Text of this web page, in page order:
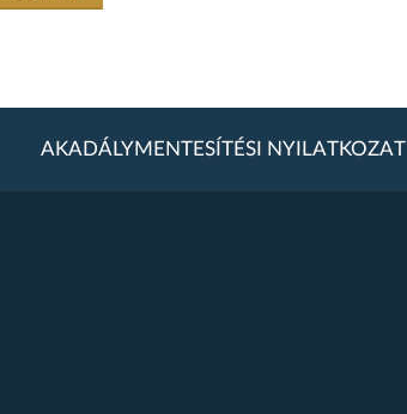
AKADÁLYMENTESÍTÉSI NYILATKOZAT